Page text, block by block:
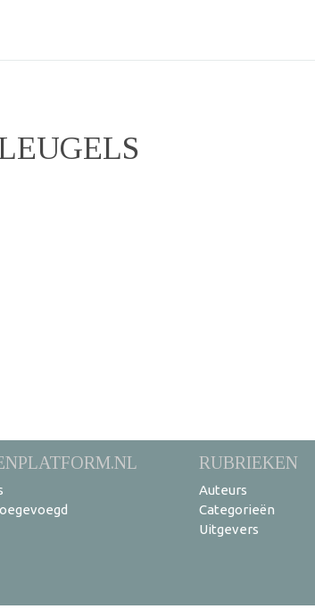
RUBRIEKEN
Auteurs
Categorieën
Uitgevers